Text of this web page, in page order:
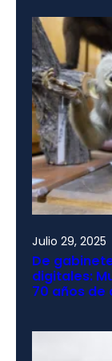
Julio 29, 2025
De
digitales:
70 años